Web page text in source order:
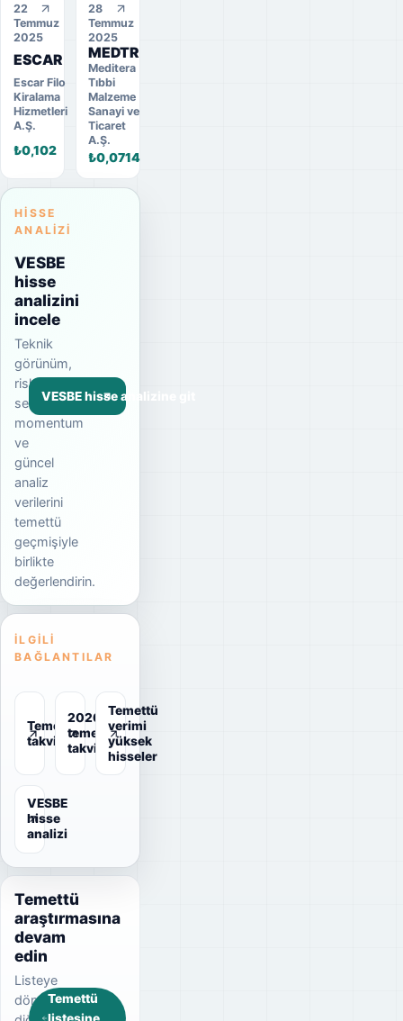
22
Temmuz
2025
ESCAR
Escar Filo
Kiralama
Hizmetleri
A.Ş.
₺0,102
28
Temmuz
2025
MEDTR
Meditera
Tıbbi
Malzeme
Sanayi ve
Ticaret
A.Ş.
₺0,0714
HISSE
ANALIZI
VESBE
hisse
analizini
incele
Teknik
görünüm,
risk
seviyesi,
momentum
ve
güncel
analiz
verilerini
temettü
geçmişiyle
birlikte
değerlendirin.
VESBE hisse analizine git
İLGILI
BAĞLANTILAR
Temettü
takvimi
2026
temettü
takvimi
Temettü
verimi
yüksek
hisseler
VESBE
hisse
analizi
Temettü
araştırmasına
devam
edin
Listeye
dönerekTemettü